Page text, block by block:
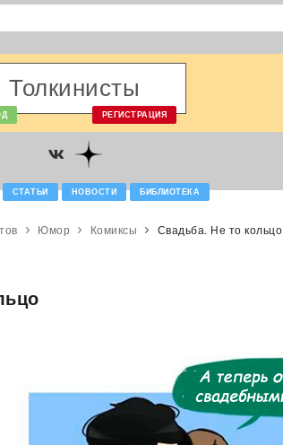
Толкинисты
РЕГИСТРАЦИЯ
СТАТЬИ НОВОСТИ БИБЛИОТЕКА
Юмор Комиксы Свадьба. Не то кольцо